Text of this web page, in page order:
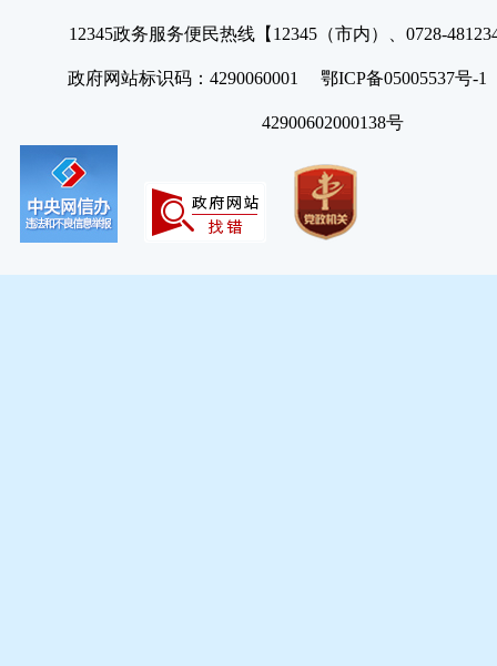
12345政务服务便民热线【12345（市内）、0728-
政府网站标识码：4290060001 鄂ICP备05005537号
42900602000138号